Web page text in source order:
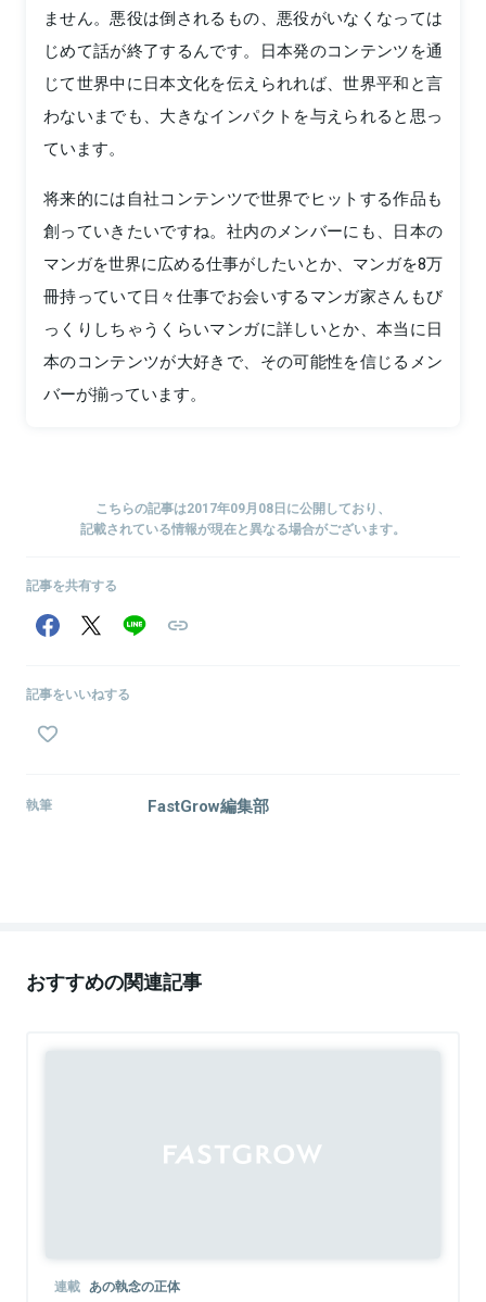
ません。悪役は倒されるもの、悪役がいなくなっては
じめて話が終了するんです。日本発のコンテンツを通
じて世界中に日本文化を伝えられれば、世界平和と言
わないまでも、大きなインパクトを与えられると思っ
ています。
将来的には自社コンテンツで世界でヒットする作品も
創っていきたいですね。社内のメンバーにも、日本の
マンガを世界に広める仕事がしたいとか、マンガを8万
冊持っていて日々仕事でお会いするマンガ家さんもび
っくりしちゃうくらいマンガに詳しいとか、本当に日
本のコンテンツが大好きで、その可能性を信じるメン
バーが揃っています。
こちらの記事は2017年09月08日に公開しており、
記載されている情報が現在と異なる場合がございます。
記事を共有する
記事をいいねする
執筆 FastGrow編集部
おすすめの関連記事
連載 あの執念の正体